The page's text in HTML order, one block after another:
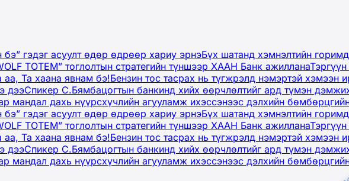
гэдэг асуулт өдөр өдрөөр хариу эрнэБүх шатанд хэмнэлтийн
TOTEM” тоглолтын стратегийн түншээр ХААН Банк ажиллана
Та хаана явнам бэ!Бензин тос тасрах нь түгжрэлд нэмэртэй
дээСпикер С.Бямбацогтын банкинд хийх өөрчлөлтийг ард түмэн
мандал дахь нүүрсхүчлийн агууламж ихэссэнээс дэлхийн
гэдэг асуулт өдөр өдрөөр хариу эрнэБүх шатанд хэмнэлтийн
TOTEM” тоглолтын стратегийн түншээр ХААН Банк ажиллана
Та хаана явнам бэ!Бензин тос тасрах нь түгжрэлд нэмэртэй
дээСпикер С.Бямбацогтын банкинд хийх өөрчлөлтийг ард түмэн
мандал дахь нүүрсхүчлийн агууламж ихэссэнээс дэлхийн